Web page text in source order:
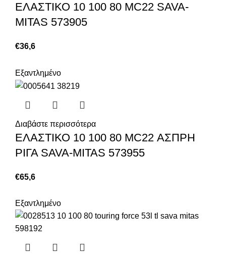
ΕΛΑΣΤΙΚΟ 10 100 80 MC22 SAVA-
MITAS 573905
€36,6
Εξαντλημένο
Διαβάστε περισσότερα
ΕΛΑΣΤΙΚΟ 10 100 80 MC22 ΑΣΠΡΗ
ΡΙΓΑ SAVA-MITAS 573955
€65,6
Εξαντλημένο